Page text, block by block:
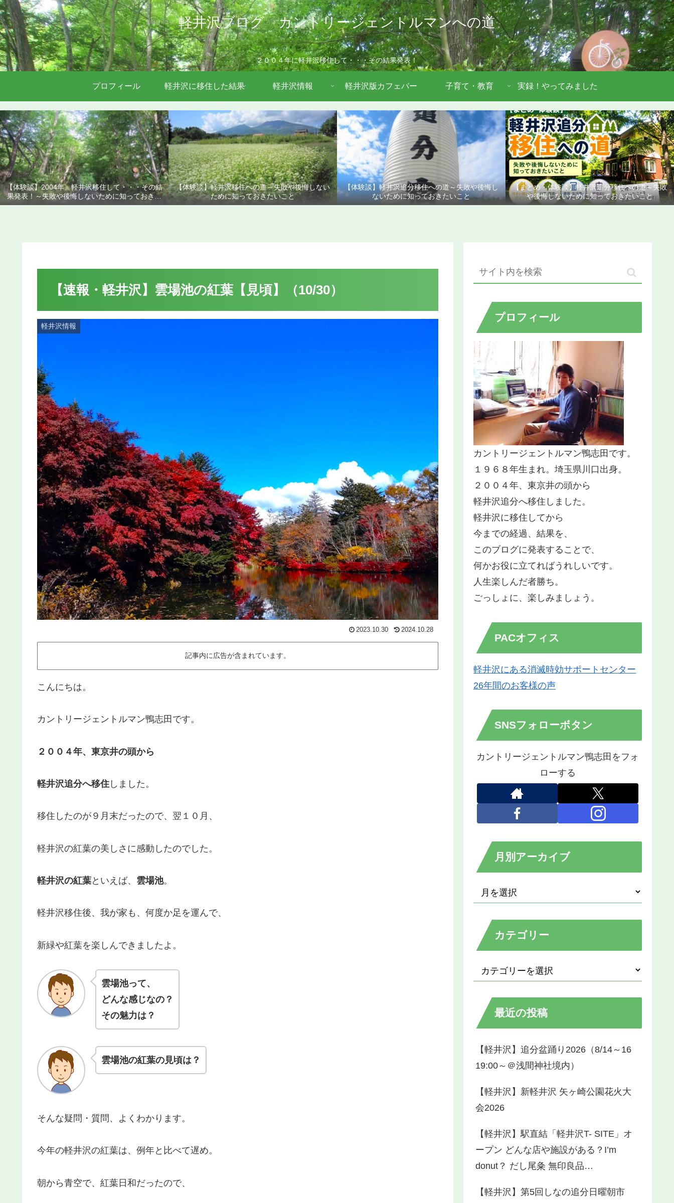
軽井沢ブログ カントリージェントルマンへの道
２００４年に軽井沢移住して・・・その結果発表！
プロフィール 軽井沢に移住した結果 軽井沢情報 軽井沢版カフェバー 子育て・教育 実録！やってみました
【体験談】2004年、軽井沢移住して・・・その結
果発表！～失敗や後悔しないために知っておきた
いこと
【体験談】軽井沢移住への道～失敗や後悔しない
ために知っておきたいこと
【体験談】軽井沢追分移住への道～失敗や後悔し
ないために知っておきたいこと
【まとめ・体験談】軽井沢追分移住への道～失敗
や後悔しないために知っておきたいこと
【速報・軽井沢】雲場池の紅葉【見頃】（10/30）
軽井沢情報
2023.10.30 2024.10.28
記事内に広告が含まれています。
こんにちは。
カントリージェントルマン鴨志田です。
２００４年、東京井の頭から
軽井沢追分へ移住 しました。
移住したのが９月末だったので、翌１０月、
軽井沢の紅葉の美しさに感動したのでした。
軽井沢の紅葉といえば、 雲場池。
軽井沢移住後、我が家も、何度か足を運んで、
新緑や紅葉を楽しんできましたよ。
雲場池って、
どんな感じなの？
その魅力は？
雲場池の紅葉の見頃は？
そんな疑問・質問、よくわかります。
今年の軽井沢の紅葉は、例年と比べて遅め。
朝から青空で、紅葉日和だったので、
プロフィール
カントリージェントルマン鴨志田です。
１９６８年生まれ。埼玉県川口出身。
２００４年、東京井の頭から
軽井沢追分へ移住しました。
軽井沢に移住してから
今までの経過、結果を、
このブログに発表することで、
何かお役に立てればうれしいです。
人生楽しんだ者勝ち。
ごっしょに、楽しみましょう。
PACオフィス
軽井沢にある消滅時効サポートセンター
26年間のお客様の声
SNSフォローボタン
カントリージェントルマン鴨志田をフォ
ローする
月別アーカイブ
カテゴリー
最近の投稿
【軽井沢】追分盆踊り2026（8/14～16
19:00～＠浅間神社境内）
【軽井沢】新軽井沢 矢ヶ崎公園花火大
会2026
【軽井沢】駅直結「軽井沢T- SITE」オ
ープン どんな店や施設がある？I’m
donut？ だし尾粂 無印良品…
【軽井沢】第5回しなの追分日曜朝市